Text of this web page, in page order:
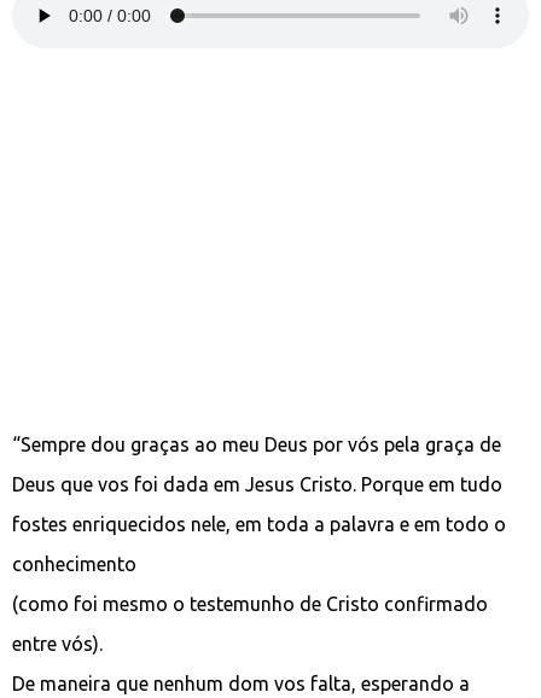
“Sempre dou graças ao meu Deus por vós pela graça de
Deus que vos foi dada em Jesus Cristo. Porque em tudo
fostes enriquecidos nele, em toda a palavra e em todo o
conhecimento
(como foi mesmo o testemunho de Cristo confirmado
entre vós).
De maneira que nenhum dom vos falta, esperando a